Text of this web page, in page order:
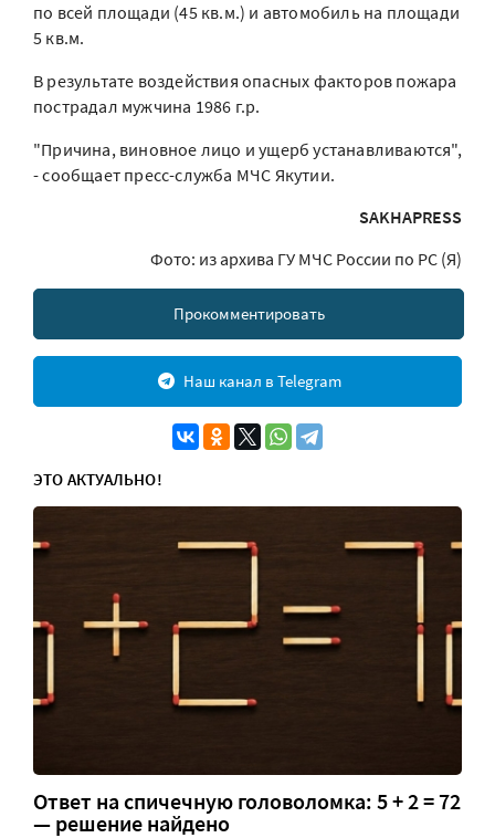
по всей площади (45 кв.м.) и автомобиль на площади
5 кв.м.
В результате воздействия опасных факторов пожара
пострадал мужчина 1986 г.р.
"Причина, виновное лицо и ущерб устанавливаются",
- сообщает пресс-служба МЧС Якутии.
SAKHAPRESS
Фото: из архива ГУ МЧС России по РС (Я)
Прокомментировать
Наш канал в Telegram
ЭТО АКТУАЛЬНО!
Ответ на спичечную головоломка: 5 + 2 = 72
— решение найдено